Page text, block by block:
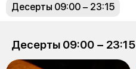
Десерты 09:00 − 23:15
Десерты 09:00 − 23:15